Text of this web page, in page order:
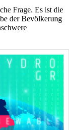
Frage. Es ist die
der Bevölkerung